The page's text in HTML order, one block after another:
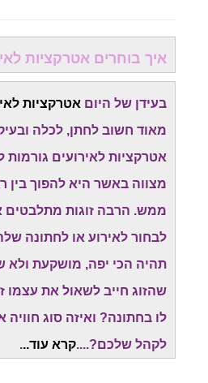
איך בוחרים אטרקציות
בעידן של היום אטרקציות
מאוד חשוב לחתן, לכלה
אטרקציות לאירועים גורמות
מצווה באשר היא להפוך בין
ממש. הרבה זוגות מתלבטים
לבחור לאירוע או לחתונה
תהיה הכי יפה, מושקעת ולא
שהזוג חייב לשאול את עצמו
לו בחתונה? ואיזה סוג
לקהל שלכם?....קרא עוד...